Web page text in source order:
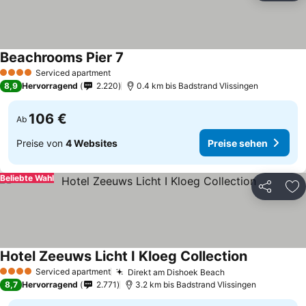
4 Sterne Serviced apartment
Beachrooms Pier 7
8,9 Hervorragend 2.220 0.4 km bis Badstrand Vlissingen
Ab 106 €
Preise von 4 Websites Preise sehen
Teilen
Beliebte Wahl
4 Sterne Serviced apartment Direkt am Dishoek Beach
Hotel Zeeuws Licht I Kloeg Collection
8,7 Hervorragend 2.771 3.2 km bis Badstrand Vlissingen